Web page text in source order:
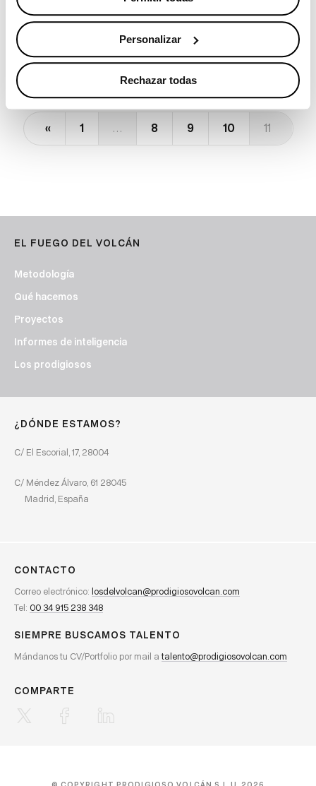
Personalizar
Rechazar todas
WOMAN.ES
Encadenando contenidos
« 1 … 8 9 10 11
EL FUEGO DEL VOLCÁN
Metodología
Qué hacemos
Proyectos
Informes de inteligencia
Los prodigiosos
¿DÓNDE ESTAMOS?
C/ El Escorial, 17, 28004
C/ Méndez Álvaro, 61 28045
Madrid, España
CONTACTO
Correo electrónico: losdelvolcan@prodigiosovolcan.com
Tel: 00 34 915 238 348
SIEMPRE BUSCAMOS TALENTO
Mándanos tu CV/Portfolio por mail atalento@prodigiosovolcan.com